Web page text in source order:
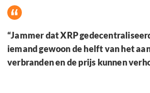
“Jammer dat XRP
iemand gewoon de helft van het
verbranden en de prijs kunnen